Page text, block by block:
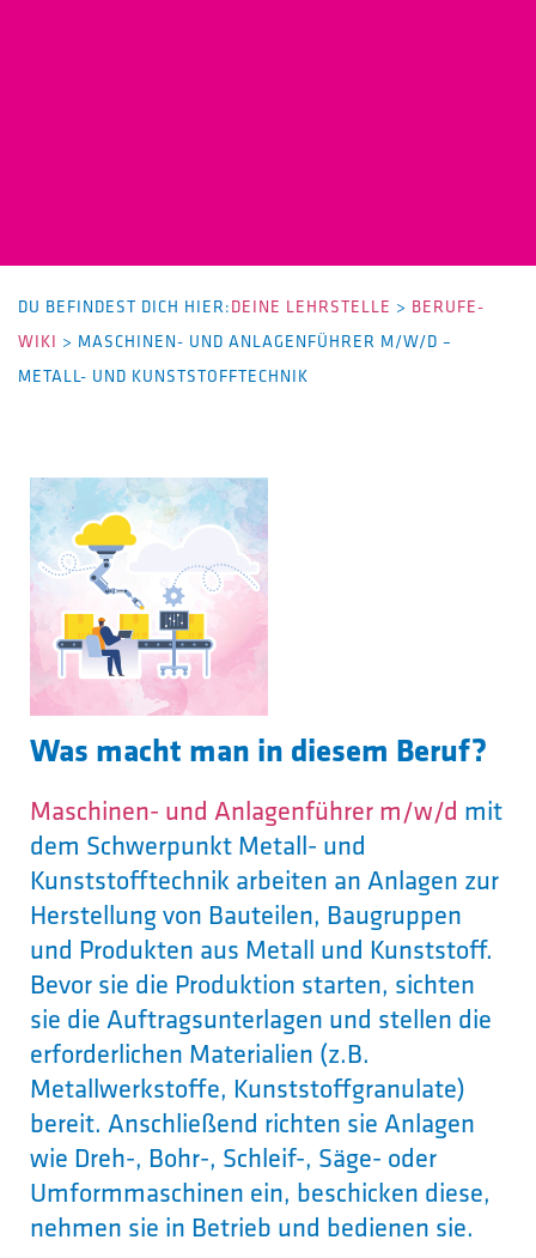
DU BEFINDEST DICH HIER:DEINE LEHRSTELLE > BERUFE-
WIKI > MASCHINEN- UND ANLAGENFÜHRER M/W/D –
METALL- UND KUNSTSTOFFTECHNIK
Was macht man in diesem Beruf?
Maschinen- und Anlagenführer m/w/d mit
dem Schwerpunkt Metall- und
Kunststofftechnik arbeiten an Anlagen zur
Herstellung von Bauteilen, Baugruppen
und Produkten aus Metall und Kunststoff.
Bevor sie die Produktion starten, sichten
sie die Auftragsunterlagen und stellen die
erforderlichen Materialien (z.B.
Metallwerkstoffe, Kunststoffgranulate)
bereit. Anschließend richten sie Anlagen
wie Dreh-, Bohr-, Schleif-, Säge- oder
Umformmaschinen ein, beschicken diese,
nehmen sie in Betrieb und bedienen sie.